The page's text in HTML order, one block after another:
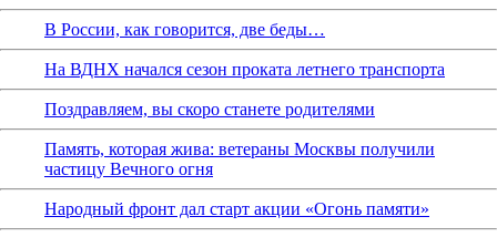
В России, как говорится, две беды…
На ВДНХ начался сезон проката летнего транспорта
Поздравляем, вы скоро станете родителями
Память, которая жива: ветераны Москвы получили
частицу Вечного огня
Народный фронт дал старт акции «Огонь памяти»